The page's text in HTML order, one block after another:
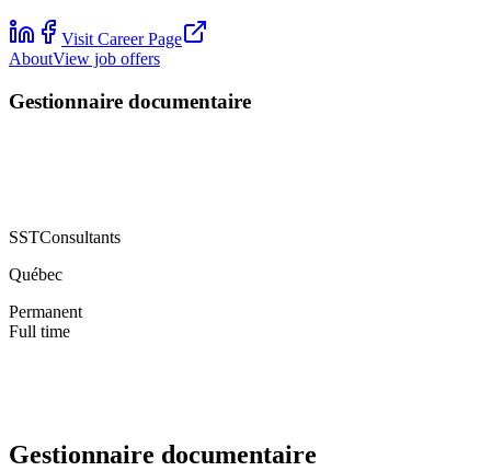
Visit Career Page
AboutView job offers
Gestionnaire documentaire
SSTConsultants
Québec
Permanent
Full time
Gestionnaire documentaire